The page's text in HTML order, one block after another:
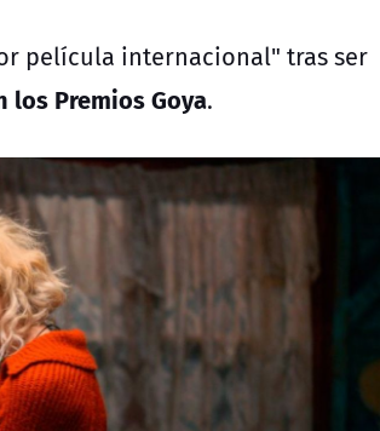
película internacional" tras ser
los Premios Goya.